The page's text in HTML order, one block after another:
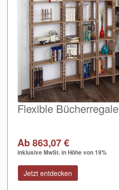
Flexible Bücherregale
Ab 863,07 €
inklusive MwSt. in Höhe von 19%
Jetzt entdecken